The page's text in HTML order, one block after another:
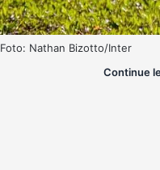
Foto: Nathan Bizotto/Inter
Continue